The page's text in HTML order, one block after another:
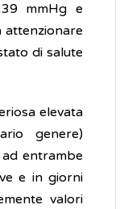
mmHg e
attenzionare
di salute
elevata
genere)
entrambe
e in giorni
valori